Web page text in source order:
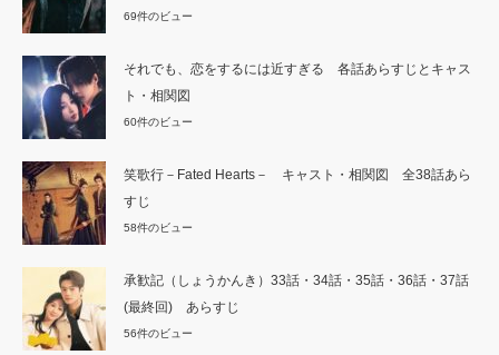
69件のビュー
それでも、恋をするには近すぎる 各話あらすじとキャス
ト・相関図
60件のビュー
笑歌行－Fated Hearts－ キャスト・相関図 全38話あら
すじ
58件のビュー
承歓記（しょうかんき）33話・34話・35話・36話・37話
(最終回) あらすじ
56件のビュー